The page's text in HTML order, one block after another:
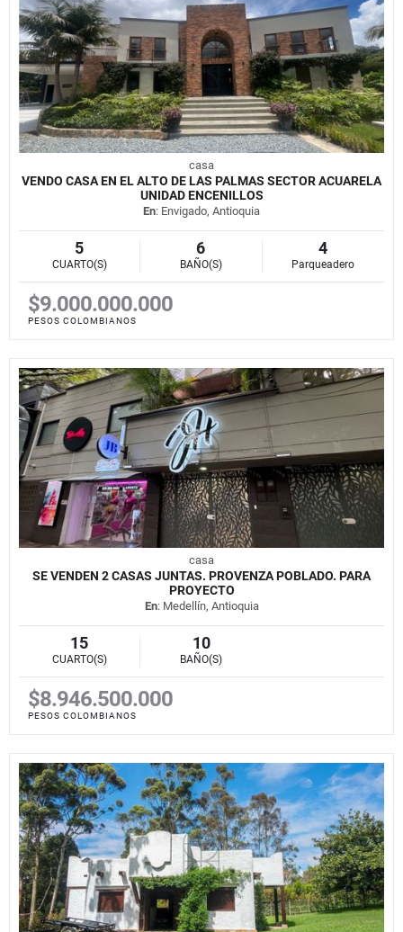
casa
VENDO CASA EN EL ALTO DE LAS PALMAS SECTOR ACUARELA
UNIDAD ENCENILLOS
En: Envigado, Antioquia
5
CUARTO(S)
6
BAÑO(S)
4
Parqueadero
$9.000.000.000
PESOS COLOMBIANOS
casa
SE VENDEN 2 CASAS JUNTAS. PROVENZA POBLADO. PARA
PROYECTO
En: Medellín, Antioquia
15
CUARTO(S)
10
BAÑO(S)
$8.946.500.000
PESOS COLOMBIANOS